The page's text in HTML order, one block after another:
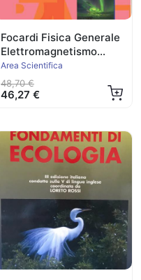
Focardi Fisica Generale
Elettromagnetismo
Ed.2021
Area Scientifica
48,70 €
46,27 €